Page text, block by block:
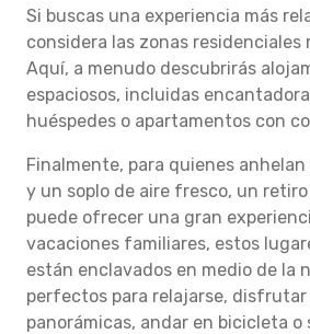
Si buscas una experiencia más
considera las zonas residenciales
Aquí, a menudo descubrirás
espaciosos, incluidas
huéspedes o apartamentos con
Finalmente, para quienes
y un soplo de aire fresco, un
puede ofrecer una gran
vacaciones familiares, estos
están enclavados en medio de la
perfectos para relajarse,
panorámicas, andar en bicicleta o